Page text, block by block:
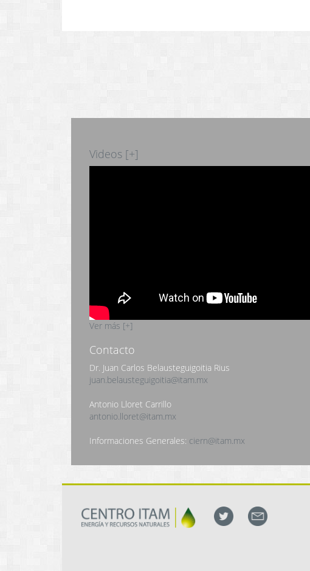
Videos [+]
Ver más [+]
Contacto
Dr. Juan Carlos Belausteguigoitia Rius
juan.belausteguigoitia@itam.mx
Antonio Lloret Carrillo
antonio.lloret@itam.mx
Informaciones Generales: ciern@itam.mx